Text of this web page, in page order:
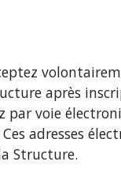
après
par voie
adresses
Structure.